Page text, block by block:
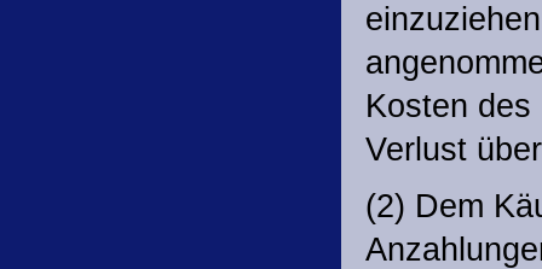
Kosten
Verlust
(2) Dem